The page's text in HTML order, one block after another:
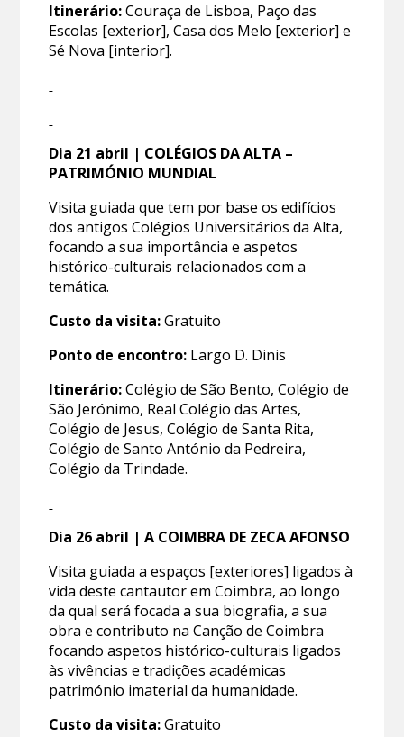
Itinerário:Couraça de Lisboa, Paço das
Escolas [exterior], Casa dos Melo [exterior] e
Sé Nova [interior].
Dia 21 abril | COLÉGIOS DA ALTA –
PATRIMÓNIO MUNDIAL
Visita guiada que tem por base os edifícios
dos antigos Colégios Universitários da Alta,
focando a sua importância e aspetos
histórico-culturais relacionados com a
temática.
Custo da visita:Gratuito
Ponto de encontro: Largo D. Dinis
Itinerário:Colégio de São Bento, Colégio de
São Jerónimo, Real Colégio das Artes,
Colégio de Jesus, Colégio de Santa Rita,
Colégio de Santo António da Pedreira,
Colégio da Trindade.
Dia 26 abril | A COIMBRA DE ZECA AFONSO
Visita guiada a espaços [exteriores] ligados à
vida deste cantautor em Coimbra, ao longo
da qual será focada a sua biografia, a sua
obra e contributo na Canção de Coimbra
focando aspetos histórico-culturais ligados
às vivências e tradições académicas
património imaterial da humanidade.
Custo da visita:Gratuito